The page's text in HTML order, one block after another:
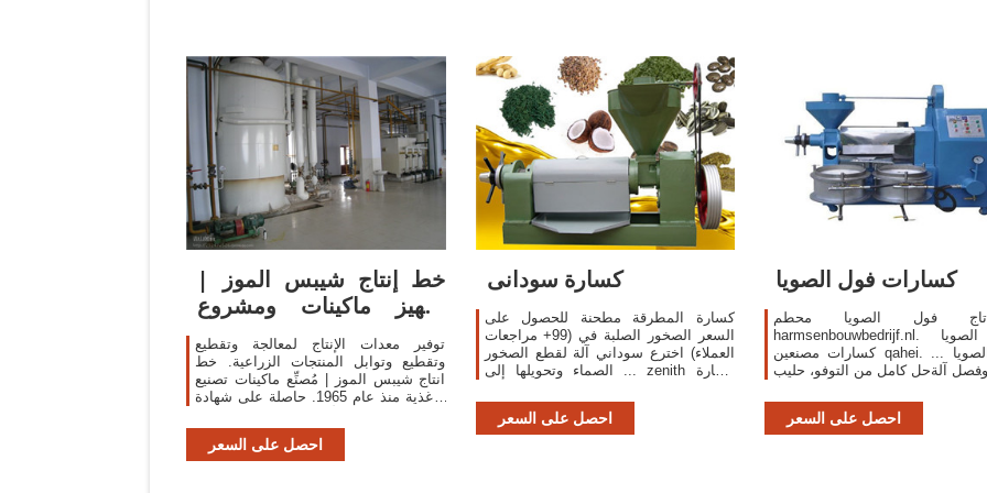
خط إنتاج شيبس الموز |
تجهيز ماكينات ومشروع
تسليم المفتاح ...
توفير معدات الإنتاج لمعالجة وتقطيع
وتقطيع وتوابل المنتجات الزراعية. خط
انتاج شيبس الموز | مُصنِّع ماكينات تصنيع
الأغذية منذ عام 1965. حاصلة على شهادة
احصل على السعر
كسارة سودانى
كسارة المطرقة مطحنة للحصول على
السعر الصخور الصلبة في (99+ مراجعات
العملاء) اخترع سوداني آلة لقطع الصخور
الصماء وتحويلها إلى ... zenith كسارة
احصل على السعر
كسارات فول الصويا
تاج فول الصويا محطم -
harmsenbouwbedrijf.nl. فول الصويا
كسارات مصنعين qahei. ... فول الصويا
آلةحل كامل من التوفو، حليب
فول الصويا طحن وفصل آلة
والتوفو / حليب الصويا خط إنتاج
احصل على السعر